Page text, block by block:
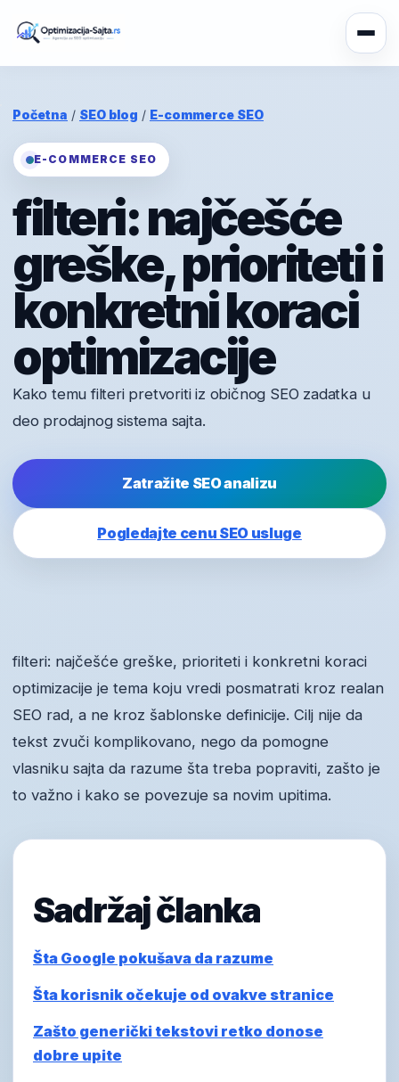
Početna / SEO blog / E-commerce SEO
E-COMMERCE SEO
filteri: najčešće
greške, prioriteti i
konkretni koraci
optimizacije
Kako temu filteri pretvoriti iz običnog SEO zadatka u
deo prodajnog sistema sajta.
Zatražite SEO analizu
Pogledajte cenu SEO usluge
filteri: najčešće greške, prioriteti i konkretni koraci
optimizacije je tema koju vredi posmatrati kroz realan
SEO rad, a ne kroz šablonske definicije. Cilj nije da
tekst zvuči komplikovano, nego da pomogne
vlasniku sajta da razume šta treba popraviti, zašto je
to važno i kako se povezuje sa novim upitima.
Sadržaj članka
Šta Google pokušava da razume
Šta korisnik očekuje od ovakve stranice
Zašto generički tekstovi retko donose
dobre upite